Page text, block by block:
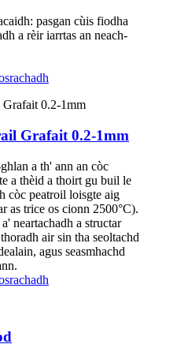
pasgan cùis fiodha
a rèir iarrtas an neach-
Grafait 0.2-1mm
a th' ann an còc
a thèid a thoirt gu buil le
còc peatroil loisgte aig
as trice os cionn 2500°C).
neartachadh a structar
air sin tha seoltachd
agus seasmhachd